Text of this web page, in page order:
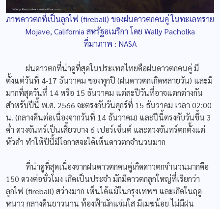
ภาพดาวตกที่เป็นลูกไฟ (fireball) ของฝนดาวตกคนคู่ ในทะเลทราย
Mojave, California สหรัฐอเมริกา โดย Wally Pacholka
ที่มาภาพ : NASA
ฝนดาวตกที่น่าดูที่สุดในประเทศไทยคือฝนดาวตกคนคู่ มี
ตั้งแต่วันที่ 4-17 ธันวาคม ของทุกปี (ฝนดาวตกเกิดหลายวัน) และมี
มากที่สุดวันที่ 14 หรือ 15 ธันวาคม แต่ละปีวันที่อาจแตกต่างกัน
สำหรับปีนี้ พ.ศ. 2566 จะตรงกับวันศุกร์ที่ 15 ธันวาคม เวลา 02:00
น. (กลางคืนต่อเนื่องจากวันที่ 14 ธันวาคม) และปีนี้ตรงกับวันขึ้น 3
ค่ำ ดวงจันทร์เป็นเสี้ยวบาง 6 เปอร์เซ็นต์ และดวงจันทร์ตกตั้งแต่
หัวค่ำ ทำให้ปีนี้มีโอกาสจะได้เห็นดาวตกจำนวนมาก
ที่น่าดูที่สุดเนื่องจากฝนดาวตกคนคู่เกิดดาวตกจำนวนมากคือ
150 ดวงต่อชั่วโมง เกิดเป็นประจำ มักมีดาวตกลูกใหญ่ที่เรียกว่า
ลูกไฟ (fireball) สว่างมาก เห็นได้แม้ในกรุงเทพฯ และเกิดในฤดู
หนาว กลางคืนยาวนาน ท้องฟ้ามักแจ่มใส มีเมฆน้อย ไม่มีฝน